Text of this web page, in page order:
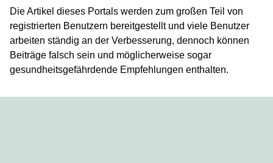
Die Artikel dieses Portals werden zum großen Teil von
registrierten Benutzern bereitgestellt und viele Benutzer
arbeiten ständig an der Verbesserung, dennoch können
Beiträge falsch sein und möglicherweise sogar
gesundheitsgefährdende Empfehlungen enthalten.